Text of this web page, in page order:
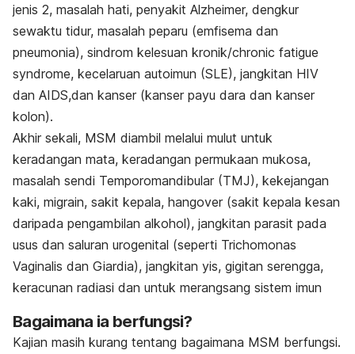
jenis 2, masalah hati, penyakit Alzheimer, dengkur
sewaktu tidur, masalah peparu (emfisema dan
pneumonia), sindrom kelesuan kronik/chronic fatigue
syndrome, kecelaruan autoimun (SLE), jangkitan HIV
dan AIDS,dan kanser (kanser payu dara dan kanser
kolon).
Akhir sekali, MSM diambil melalui mulut untuk
keradangan mata, keradangan permukaan mukosa,
masalah sendi Temporomandibular (TMJ), kekejangan
kaki, migrain, sakit kepala, hangover (sakit kepala kesan
daripada pengambilan alkohol), jangkitan parasit pada
usus dan saluran urogenital (seperti Trichomonas
Vaginalis dan Giardia), jangkitan yis, gigitan serengga,
keracunan radiasi dan untuk merangsang sistem imun
Bagaimana ia berfungsi?
Kajian masih kurang tentang bagaimana MSM berfungsi.